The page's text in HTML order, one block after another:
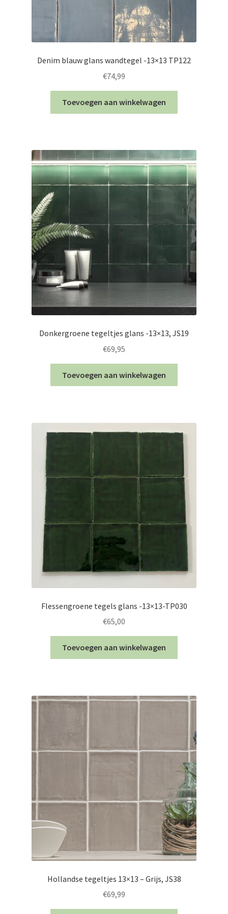
Denim blauw glans wandtegel -13×13 TP122
€74,99
Toevoegen aan winkelwagen
Donkergroene tegeltjes glans -13×13, JS19
€69,95
Toevoegen aan winkelwagen
Flessengroene tegels glans -13×13-TP030
€65,00
Toevoegen aan winkelwagen
Hollandse tegeltjes 13×13 – Grijs, JS38
€69,99